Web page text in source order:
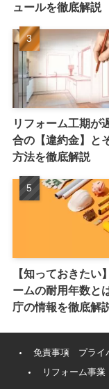
ュールを徹底解説
リフォーム工期が
合の【違約金】と
方法を徹底解説
【知っておきたい
ームの耐用年数と
庁の情報を徹底解
免責事項 プライ
リフォーム事業